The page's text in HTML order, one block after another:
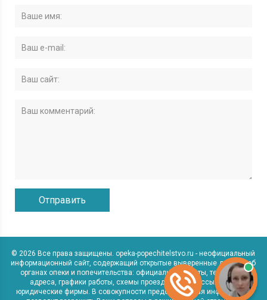
© 2026 Все права защищены. opeka-popechitelstvo.ru - неофициальный
информационный сайт, содержащий открытые выверенные данные об
органах опеки и попечительства: официальные сайты, телефоны,
адреса, графики работы, схемы проезда, а также ссылки на
юридические фирмы. В совокупности представленная информация